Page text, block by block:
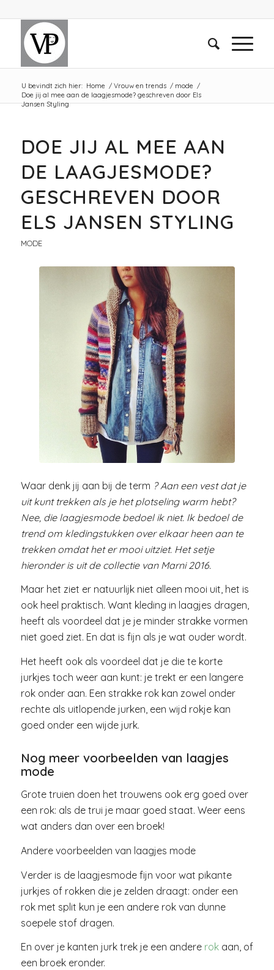
U bevindt zich hier: Home / Vrouw en trends / mode /
Doe jij al mee aan de laagjesmode? geschreven door Els
Jansen Styling
DOE JIJ AL MEE AAN
DE LAAGJESMODE?
GESCHREVEN DOOR
ELS JANSEN STYLING
MODE
Waar denk jij aan bij de term ? Aan een vest dat je
uit kunt trekken als je het plotseling warm hebt?
Nee, die laagjesmode bedoel ik niet. Ik bedoel de
trend om kledingstukken over elkaar heen aan te
trekken omdat het er mooi uitziet. Het setje
hieronder is uit de collectie van Marni 2016.
Maar het ziet er natuurlijk niet alleen mooi uit, het is
ook heel praktisch. Want kleding in laagjes dragen,
heeft als voordeel dat je je minder strakke vormen
niet goed ziet. En dat is fijn als je wat ouder wordt.
Het heeft ook als voordeel dat je die te korte
jurkjes toch weer aan kunt: je trekt er een langere
rok onder aan. Een strakke rok kan zowel onder
rechte als uitlopende jurken, een wijd rokje kan
goed onder een wijde jurk.
Nog meer voorbeelden van laagjes
mode
Grote truien doen het trouwens ook erg goed over
een rok: als de trui je maar goed staat. Weer eens
wat anders dan over een broek!
Andere voorbeelden van laagjes mode
Verder is de laagjesmode fijn voor wat pikante
jurkjes of rokken die je zelden draagt: onder een
rok met split kun je een andere rok van dunne
soepele stof dragen.
En over je kanten jurk trek je een andere rokaan, of
een broek eronder.